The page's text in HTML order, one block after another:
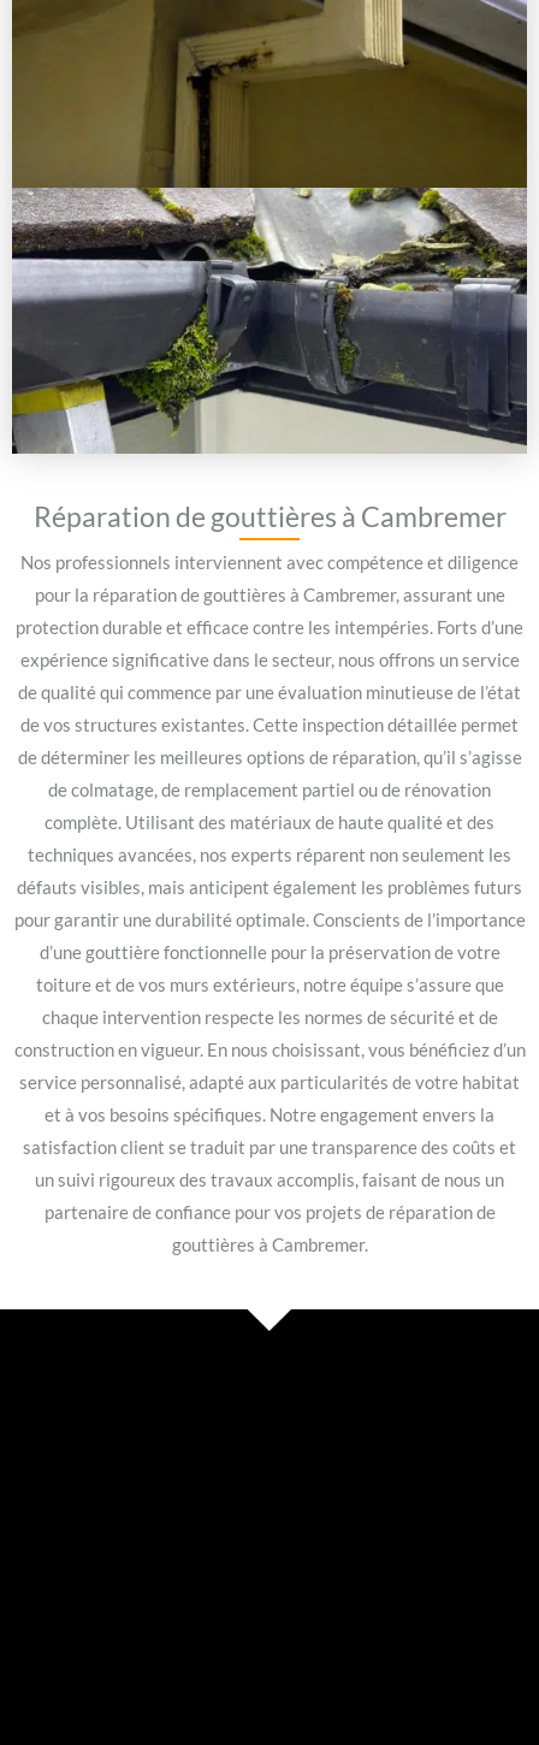
Réparation de gouttières à Cambremer
Nos professionnels interviennent avec compétence et diligence
pour la réparation de gouttières à Cambremer, assurant une
protection durable et efficace contre les intempéries. Forts d’une
expérience significative dans le secteur, nous offrons un service
de qualité qui commence par une évaluation minutieuse de l’état
de vos structures existantes. Cette inspection détaillée permet
de déterminer les meilleures options de réparation, qu’il s’agisse
de colmatage, de remplacement partiel ou de rénovation
complète. Utilisant des matériaux de haute qualité et des
techniques avancées, nos experts réparent non seulement les
défauts visibles, mais anticipent également les problèmes futurs
pour garantir une durabilité optimale. Conscients de l’importance
d’une gouttière fonctionnelle pour la préservation de votre
toiture et de vos murs extérieurs, notre équipe s’assure que
chaque intervention respecte les normes de sécurité et de
construction en vigueur. En nous choisissant, vous bénéficiez d’un
service personnalisé, adapté aux particularités de votre habitat
et à vos besoins spécifiques. Notre engagement envers la
satisfaction client se traduit par une transparence des coûts et
un suivi rigoureux des travaux accomplis, faisant de nous un
partenaire de confiance pour vos projets de réparation de
gouttières à Cambremer.